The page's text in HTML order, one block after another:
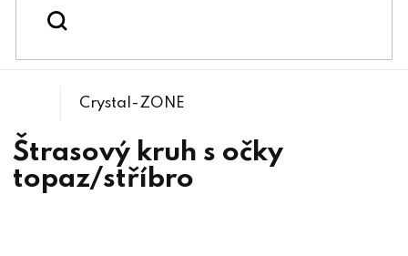
Domů
Bižuterní komponenty
Štrasový kruh s očky
topaz/stříbro
Crystal-ZONE